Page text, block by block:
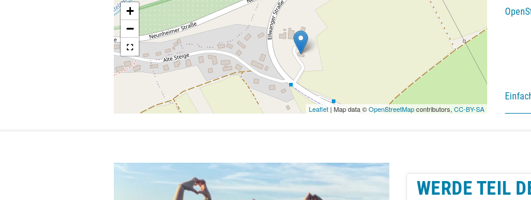
+
−
Leaflet | Map data ©OpenStreetMapcontributors, CC-BY-SA
WERDE TEIL